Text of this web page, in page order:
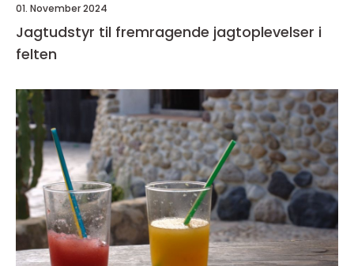
01. November 2024
Jagtudstyr til fremragende jagtoplevelser i
felten